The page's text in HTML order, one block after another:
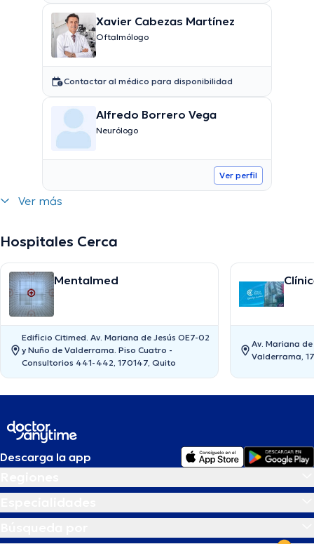
Xavier Cabezas Martínez
Oftalmólogo
Contactar al médico para disponibilidad
Alfredo Borrero Vega
Neurólogo
Ver perfil
Ver más
Hospitales Cerca
Mentalmed
Edificio Citimed. Av. Mariana de Jesús OE7-02
y Nuño de Valderrama. Piso Cuatro -
Consultorios 441-442, 170147, Quito
Av. Mariana
Valderrama,
Descarga la app